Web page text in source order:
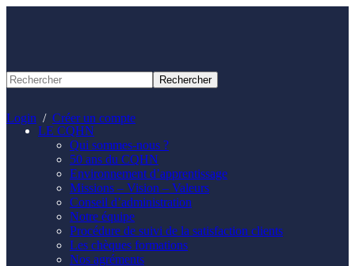
Login / Créer un compte
LE CQHN
Qui sommes-nous ?
50 ans du CQHN
Environnement d’apprentissage
Missions – Vision – Valeurs
Conseil d’administration
Notre équipe
Procédure de suivi de la satisfaction clients
Les chèques formations
Nos agréments
Panneau de gestion des cookies